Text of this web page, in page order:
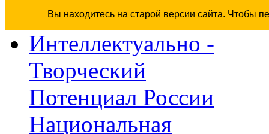
Вы находитесь на старой версии сайта. Чтобы
Интеллектуально -
Творческий
Потенциал России
Национальная